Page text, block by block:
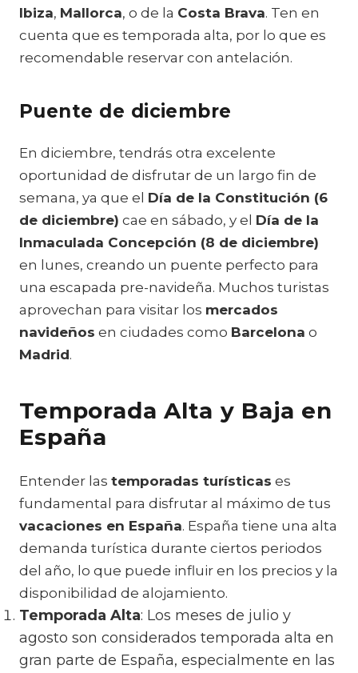
Ibiza, Mallorca, o de la Costa Brava. Ten en
cuenta que es temporada alta, por lo que es
recomendable reservar con antelación.
Puente de diciembre
En diciembre, tendrás otra excelente
oportunidad de disfrutar de un largo fin de
semana, ya que el Día de la Constitución (6
de diciembre) cae en sábado, y el Día de la
Inmaculada Concepción (8 de diciembre)
en lunes, creando un puente perfecto para
una escapada pre-navideña. Muchos turistas
aprovechan para visitar los mercados
navideños en ciudades como Barcelona o
Madrid.
Temporada Alta y Baja en
España
Entender las temporadas turísticas es
fundamental para disfrutar al máximo de tus
vacaciones en España. España tiene una alta
demanda turística durante ciertos periodos
del año, lo que puede influir en los precios y la
disponibilidad de alojamiento.
Temporada Alta: Los meses de julio y
agosto son considerados temporada alta en
gran parte de España, especialmente en las